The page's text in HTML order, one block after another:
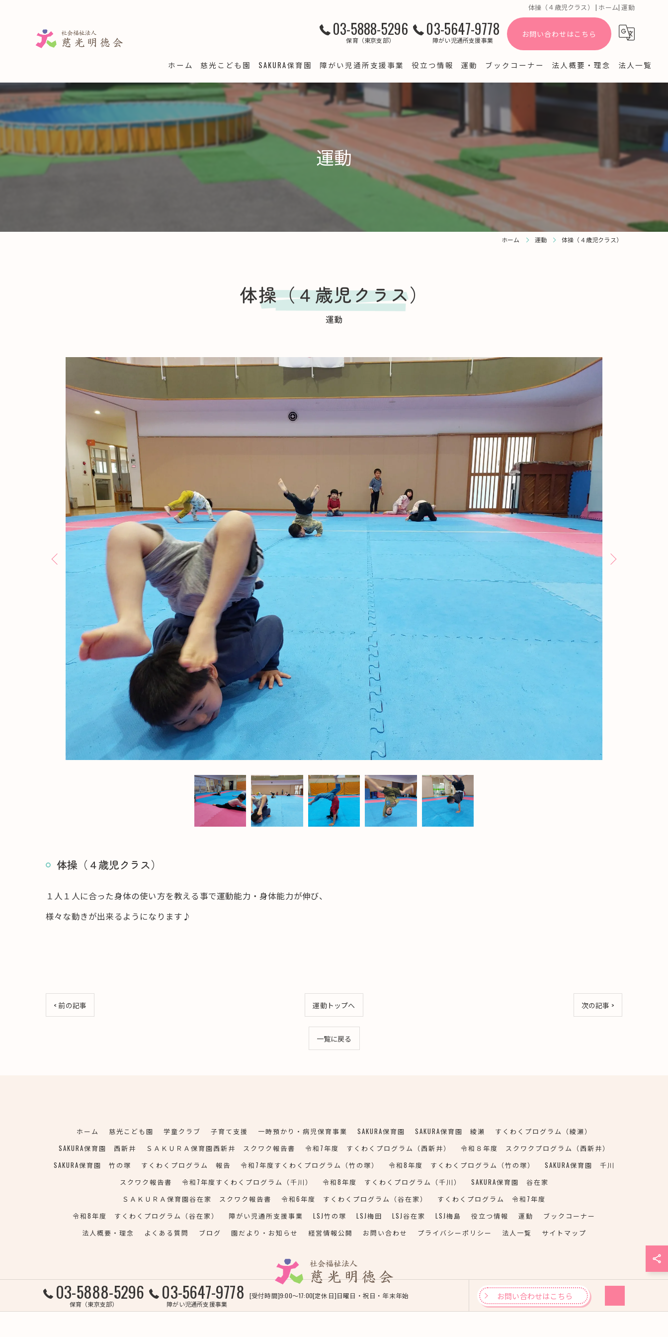
体操（４歳児クラス） | ホーム| 運動
03-5888-5296
保育（東京支部）
03-5647-9778
障がい児通所支援事業
お問い合わせはこちら
ホーム 慈光こども園
学童クラブ
子育て支援
一時預かり・病児保育事業
SAKURA保育園
SAKURA保育園 綾瀬
すくわくプログラム（綾瀬）
SAKURA保育園 西新井
ＳＡＫＵＲＡ保育園西新井 スクワク報告書
SAKURA保育園 竹の塚
すくわくプログラム 報告
SAKURA保育園 千川
ＳＡＫＵＲＡ保育園谷在家 スクワク報告書
障がい児通所支援事業
LSJ竹の塚
LSJ梅田
LSJ梅島
役立つ情報 運動 ブックコーナー 法人概要・理念
よくある質問
園だより・お知らせ
法人一覧
運動
ホーム 運動 体操（４歳児クラス）
運動
体操（４歳児クラス）
体操（４歳児クラス）
１人１人に合った身体の使い方を教える事で運動能力・身体能力が伸び、
様々な動きが出来るようになります♪
< 前の記事 運動トップへ 次の記事 >
一覧に戻る
03-5888-5296
保育（東京支部）
03-5647-9778
障がい児通所支援事業
[受付時間]9:00～17:00[定休日]日曜日・祝日・年末年始 お問い合わせはこちら
ホーム 慈光こども園 学童クラブ 子育て支援 一時預かり・病児保育事業 SAKURA保育園 SAKURA保育園 綾瀬
すくわくプログラム（綾瀬）
SAKURA保育園 西新井
ＳＡＫＵＲＡ保育園西新井 スクワク報告書 令和7年度 すくわくプログラム（西新井）
令和８年度 スクワクプログラム（西新井）
SAKURA保育園 竹の塚
すくわくプログラム 報告 令和7年度すくわくプログラム（竹の塚） 令和8年度 すくわくプログラム（竹の塚）
SAKURA保育園 千川
スクワク報告書
令和7年度すくわくプログラム（千川） 令和8年度 すくわくプログラム（千川）
SAKURA保育園 谷在家
ＳＡＫＵＲＡ保育園谷在家 スクワク報告書
令和6年度 すくわくプログラム（谷在家）
すくわくプログラム 令和7年度
令和8年度 すくわくプログラム（谷在家）
障がい児通所支援事業 LSJ竹の塚 LSJ梅田 LSJ谷在家 LSJ梅島 役立つ情報 運動
ブックコーナー
法人概要・理念
よくある質問 ブログ 園だより・お知らせ 経営情報公開 お問い合わせ プライバシーポリシー 法人一覧 サイトマップ
© 2026 熊本の保育園なら社会福祉法人慈光明徳会 ALL RIGHTS RESERVED.